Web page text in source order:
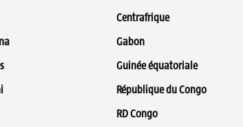
Centrafrique
Gabon
Guinée équatoriale
République du Congo
RD Congo